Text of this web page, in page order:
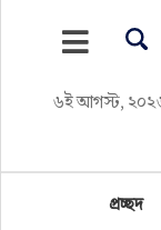
৬ই আগস্ট, ২০২৬
প্রচ্ছদ